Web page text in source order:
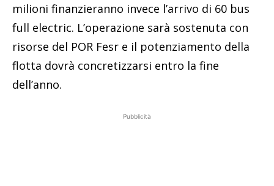
milioni finanzieranno invece l’arrivo di 60 bus
full electric. L’operazione sarà sostenuta con
risorse del POR Fesr e il potenziamento della
flotta dovrà concretizzarsi entro la fine
dell’anno.
Pubblicità